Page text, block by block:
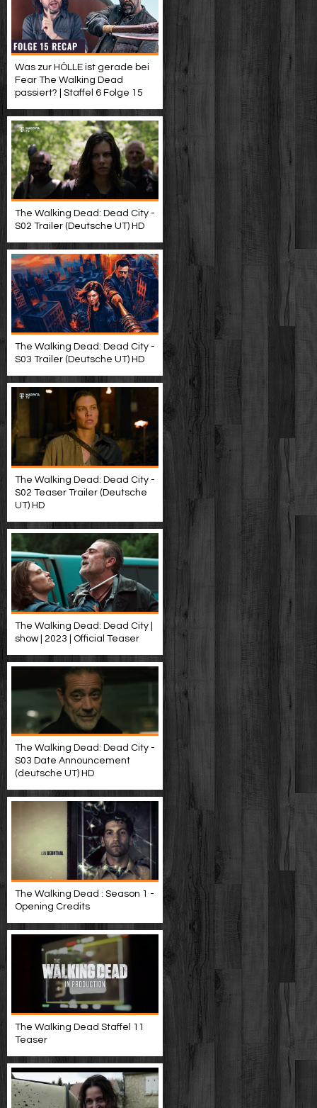
Was zur HÖLLE ist gerade bei
Fear The Walking Dead
passiert? | Staffel 6 Folge 15
The Walking Dead: Dead City -
S02 Trailer (Deutsche UT) HD
The Walking Dead: Dead City -
S03 Trailer (Deutsche UT) HD
The Walking Dead: Dead City -
S02 Teaser Trailer (Deutsche
UT) HD
The Walking Dead: Dead City |
show | 2023 | Official Teaser
The Walking Dead: Dead City -
S03 Date Announcement
(deutsche UT) HD
The Walking Dead : Season 1 -
Opening Credits
The Walking Dead Staffel 11
Teaser